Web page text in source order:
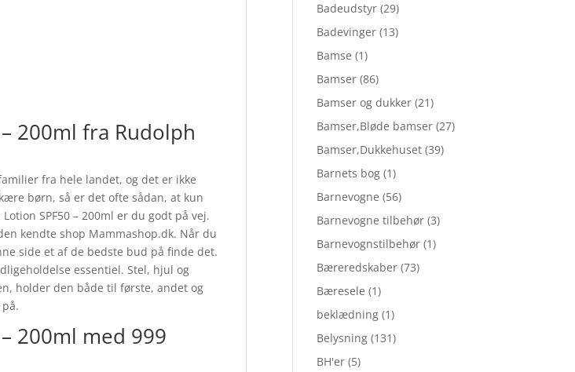
200ml fra Rudolph
fra hele landet, og det er ikke
børn, så er det ofte sådan, at kun
SPF50 – 200ml er du godt på vej.
kendte shop Mammashop.dk. Når du
side et af de bedste bud på finde det.
essentiel. Stel, hjul og
holder den både til første, andet og
200ml med 999
Badeudstyr (29)
Badevinger (13)
Bamse (1)
Bamser (86)
Bamser og dukker (21)
Bamser,Bløde bamser (27)
Bamser,Dukkehuset (39)
Barnets bog (1)
Barnevogne (56)
Barnevogne tilbehør (3)
Barnevognstilbehør (1)
Bæreredskaber (73)
Bæresele (1)
beklædning (1)
Belysning (131)
BH'er (5)